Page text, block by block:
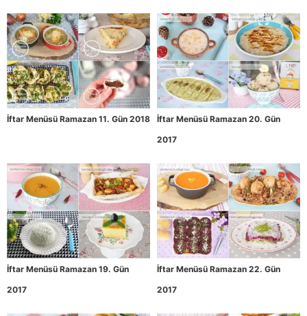
İftar Menüsü Ramazan 11. Gün 2018
İftar Menüsü Ramazan 20. Gün
2017
İftar Menüsü Ramazan 19. Gün
2017
İftar Menüsü Ramazan 22. Gün
2017